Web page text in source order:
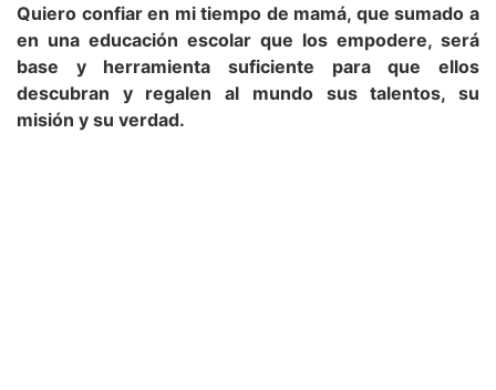
Quiero confiar en mi tiempo de mamá, que sumado a
en una educación escolar que los empodere, será
base y herramienta suficiente para que ellos
descubran y regalen al mundo sus talentos, su
misión y su verdad.